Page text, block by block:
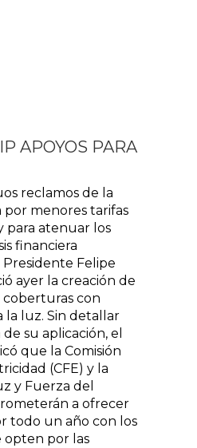
APOYOS PARA
reclamos de la
por menores tarifas
para atenuar los
financiera
Felipe
ayer la creación de
con
la luz. Sin detallar
su aplicación, el
que la Comisión
(CFE) y la
y Fuerza del
a ofrecer
todo un año con los
opten por las